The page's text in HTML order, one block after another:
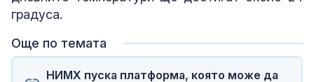
градуса.
Още по темата
НИМХ пуска платформа, която може да